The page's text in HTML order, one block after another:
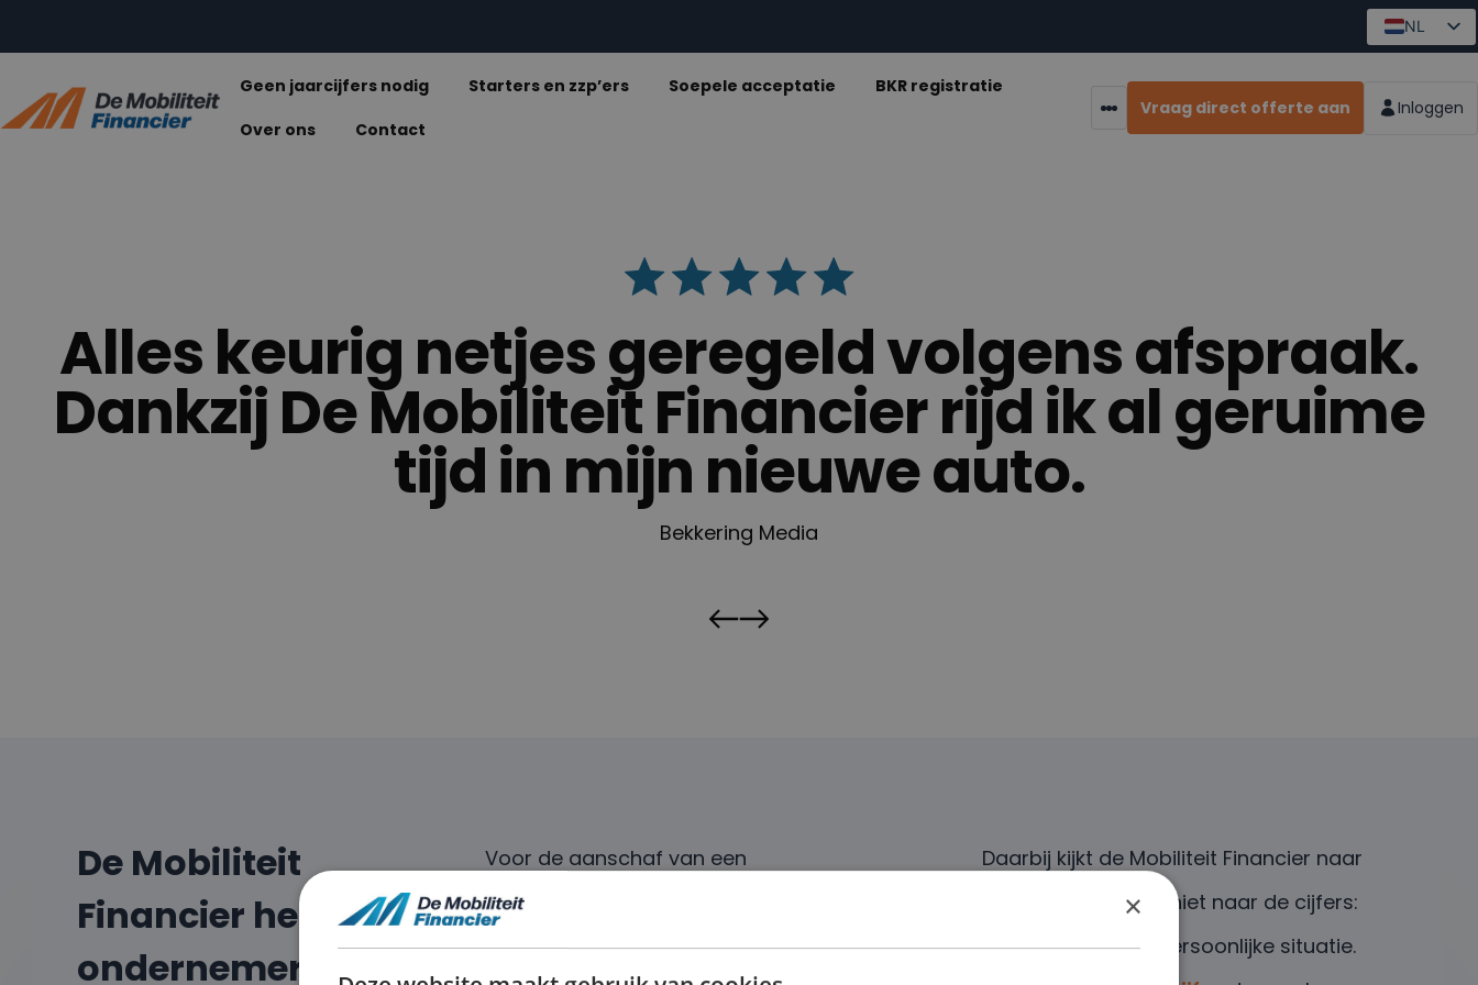
NL
De Mobiliteit Financier
Geen jaarcijfers nodig Starters en zzp’ers Soepele acceptatie
BKR registratie
Over ons
Contact
Meer pagina's
Vraag direct offerte aan Inloggen
Alles keurig netjes geregeld volgens afspraak.
Dankzij De Mobiliteit Financier rijd ik al geruime
tijd in mijn nieuwe auto.
Bekkering Media
De Mobiliteit
Financier helpt
ondernemers,
Voor de aanschaf van een
personenauto of een bedrijfswagen is
De Mobiliteit Financier de ideale
Daarbij kijkt de Mobiliteit Financier naar
de ondernemer en niet naar de cijfers:
we kijken naar de persoonlijke situatie.
×